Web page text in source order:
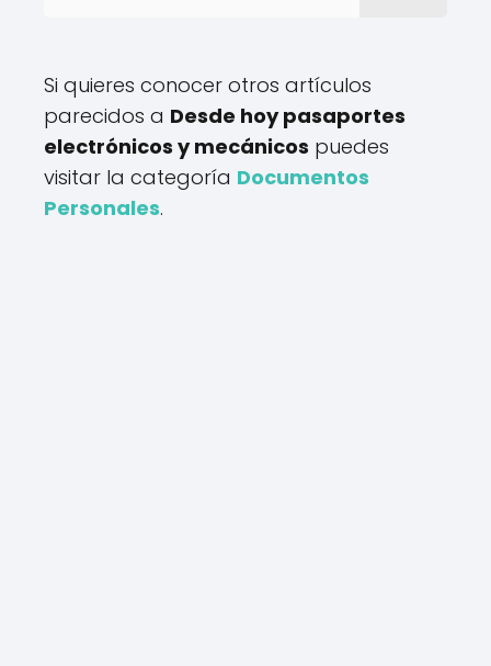
Si quieres conocer otros artículos
parecidos a Desde hoy pasaportes
electrónicos y mecánicos puedes
visitar la categoría Documentos
Personales.